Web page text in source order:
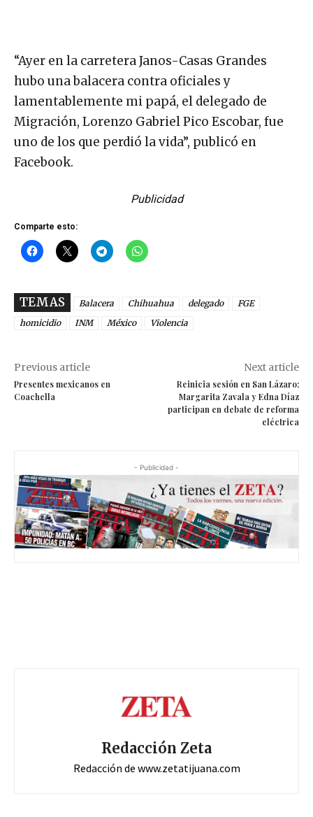
“Ayer en la carretera Janos-Casas Grandes
hubo una balacera contra oficiales y
lamentablemente mi papá, el delegado de
Migración, Lorenzo Gabriel Pico Escobar, fue
uno de los que perdió la vida”, publicó en
Facebook.
Publicidad
Comparte esto:
TEMAS Balacera Chihuahua delegado
FGE
homicidio
INM México Violencia
Previous article
Presentes mexicanos en
Coachella
Next article
Reinicia sesión en San Lázaro;
Margarita Zavala y Edna Díaz
participan en debate de reforma
eléctrica
- Publicidad -
Redacción Zeta
Redacción de www.zetatijuana.com